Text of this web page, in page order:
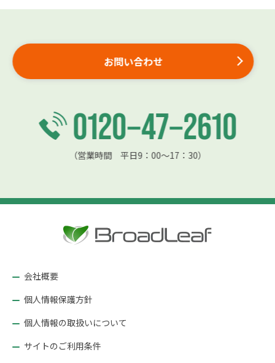
お問い合わせ
（営業時間 平日9：00〜17：30）
会社概要
個人情報保護方針
個人情報の取扱いについて
サイトのご利用条件